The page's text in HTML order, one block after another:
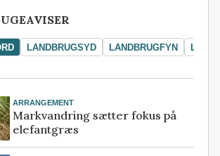
LANDBRUGSYD LANDBRUGFYN
ARRANGEMENT
Markvandring sætter fokus på
elefantgræs